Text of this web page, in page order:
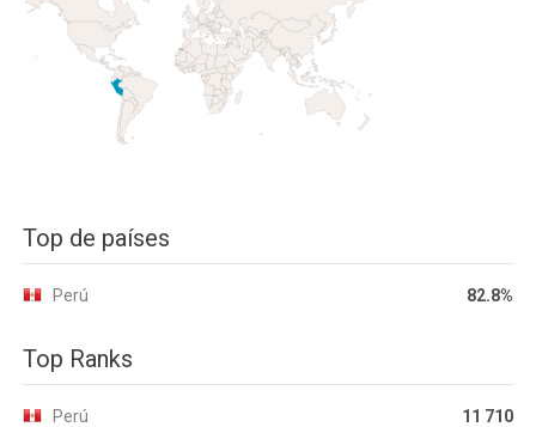
Top de países
Perú 82.8%
Top Ranks
Perú 11 710